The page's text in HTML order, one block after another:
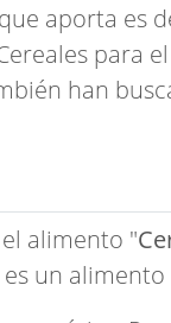
que aporta es
para
han
alimento "
un alimento